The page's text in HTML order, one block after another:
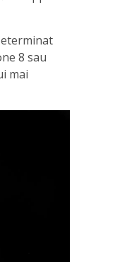
8 sau
mai